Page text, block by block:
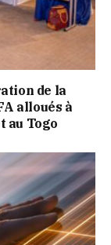
de la
alloués à
au Togo